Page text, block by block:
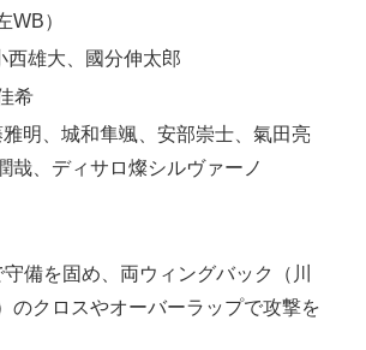
WB）
西雄大、國分伸太郎
希
明、城和隼颯、安部崇士、氣田亮
哉、ディサロ燦シルヴァーノ
備を固め、両ウィングバック（川
のクロスやオーバーラップで攻撃を